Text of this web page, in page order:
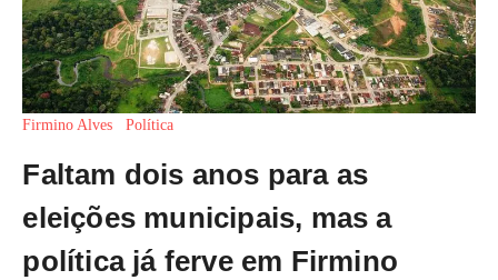
Firmino Alves Política
Faltam dois anos para as
eleições municipais, mas a
política já ferve em Firmino